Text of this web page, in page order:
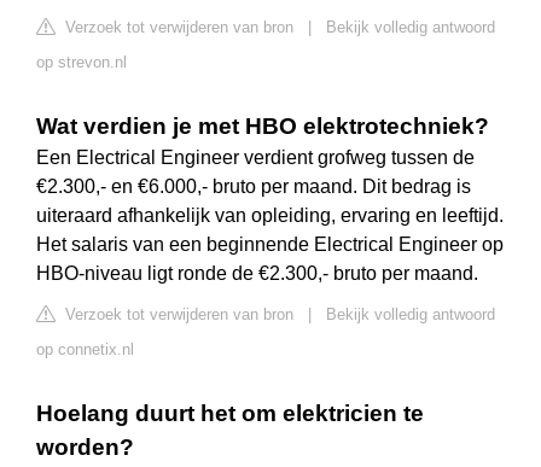
Verzoek tot verwijderen van bron
Bekijk volledig antwoord
op strevon.nl
Wat verdien je met HBO elektrotechniek?
Een Electrical Engineer verdient grofweg tussen de
€2.300,- en €6.000,- bruto per maand. Dit bedrag is
uiteraard afhankelijk van opleiding, ervaring en leeftijd.
Het salaris van een beginnende Electrical Engineer op
HBO-niveau ligt ronde de €2.300,- bruto per maand.
Verzoek tot verwijderen van bron
Bekijk volledig antwoord
op connetix.nl
Hoelang duurt het om elektricien te
worden?